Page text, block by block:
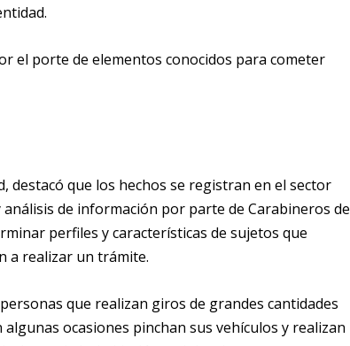
el porte de elementos conocidos para cometer
destacó que los hechos se registran en el sector
de información por parte de Carabineros de
perfiles y características de sujetos que
a realizar un trámite.
que realizan giros de grandes cantidades
ocasiones pinchan sus vehículos y realizan